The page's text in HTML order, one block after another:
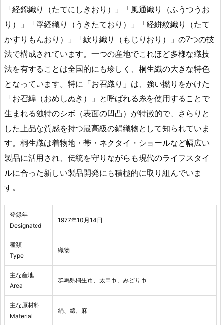
「経錦織り（たてにしきおり）」「風通織り（ふうつうお
り）」「浮経織り（うきたており）」「経絣紋織り（たて
かすりもんおり）」「綟り織り（もじりおり）」の7つの技
法で構成されています。一つの産地でこれほど多様な織技
法を有することは全国的にも珍しく、桐生織の大きな特色
となっています。特に「お召織り」は、強い撚りをかけた
「お召緯（おめしぬき）」と呼ばれる糸を使用することで
生まれる独特のシボ（表面の凹凸）が特徴的で、さらりと
した上品な質感を持つ最高級の絹織物として知られていま
す。桐生織は着物地・帯・ネクタイ・ショールなど幅広い
製品に活用され、伝統を守りながらも現代のライフスタイ
ルに合った新しい製品開発にも積極的に取り組んでいま
す。
登録年
Designated
1977年10月14日
種類
Type
織物
主な産地
Area
群馬県桐生市、太田市、みどり市
主な原材料
Material
絹、綿、麻